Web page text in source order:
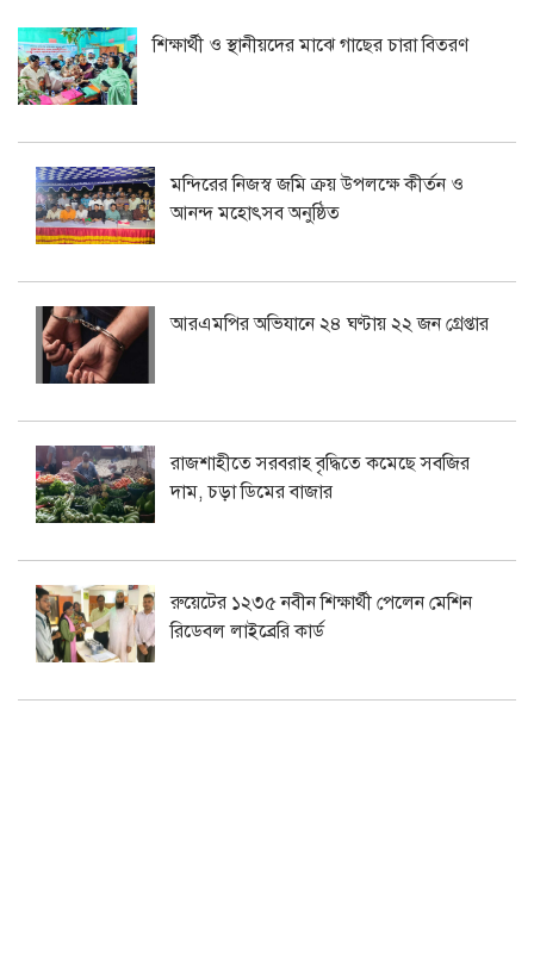
শিক্ষার্থী ও স্থানীয়দের মাঝে গাছের চারা বিতরণ
মন্দিরের নিজস্ব জমি ক্রয় উপলক্ষে কীর্তন ও
আনন্দ মহোৎসব অনুষ্ঠিত
আরএমপির অভিযানে ২৪ ঘণ্টায় ২২ জন গ্রেপ্তার
রাজশাহীতে সরবরাহ বৃদ্ধিতে কমেছে সবজির
দাম, চড়া ডিমের বাজার
রুয়েটের ১২৩৫ নবীন শিক্ষার্থী পেলেন মেশিন
রিডেবল লাইব্রেরি কার্ড